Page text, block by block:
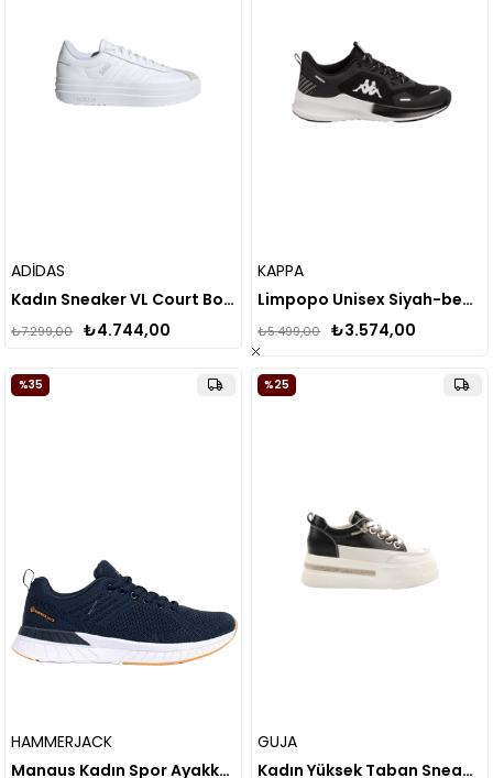
ADİDAS
Kadın Sneaker VL Court Bold IH3082
₺4.744,00
₺7.299,00
KAPPA
Limpopo Unisex Siyah-beyaz Spor Ayakkabı
₺3.574,00
₺5.499,00
HAMMERJACK
Manaus Kadın Spor Ayakkabı
%35
GUJA
Kadın Yüksek Taban Sneaker
%25